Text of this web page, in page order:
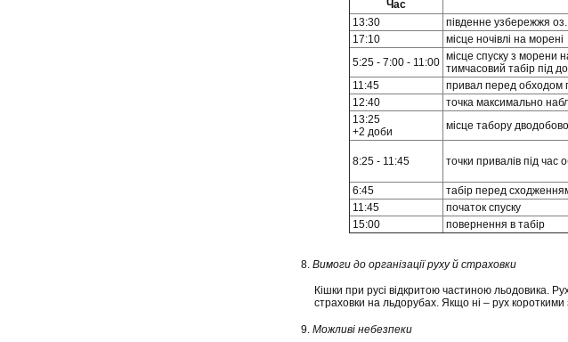
Час
13:30
південне узбережжя
17:10
місце ночівлі на морені
5:25 - 7:00 - 11:00 місце спуску з морени
тимчасовий табір під
11:45
привал перед обходом
12:40
точка максимально
13:25
+2 доби
місце табору
8:25 - 11:45 точки привалів під час
6:45
табір перед
11:45
початок спуску
15:00
повернення в табір
8. Вимоги до організації руху й страховки
Кішки при русі відкритою частиною льодовика.
страховки на льдорубах. Якщо ні – рух
9. Можливі небезпеки